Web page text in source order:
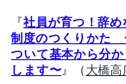
『社員が育つ！辞
制度のつくりかた
ついて基本から分
します〜 』（大橋高